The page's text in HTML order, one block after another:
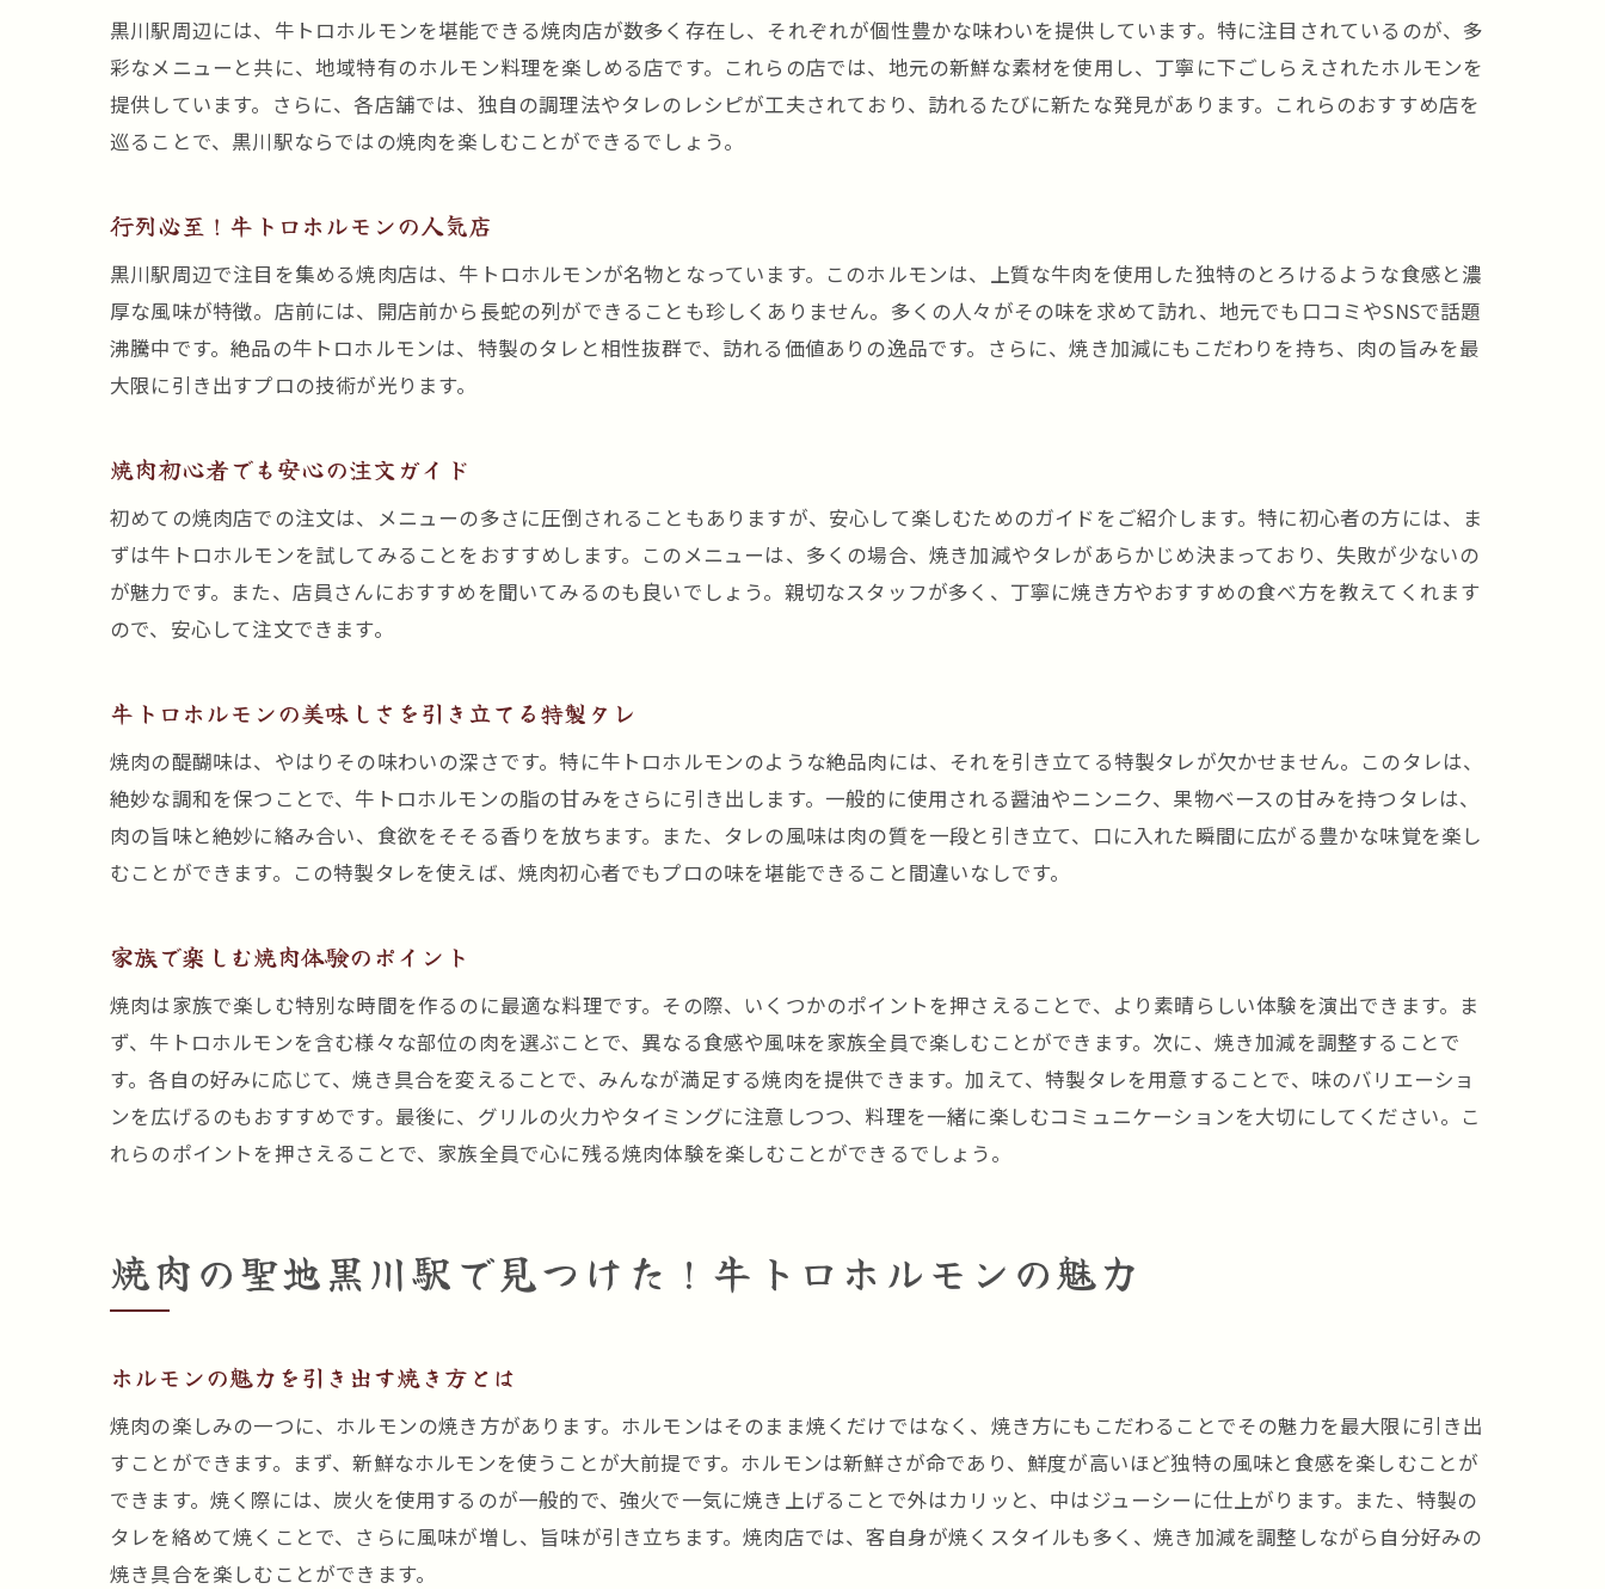
地元食材を使った特製焼肉メニュー
焼肉店のこだわりの仕入れルート
黒川駅周辺で楽しむホルモン祭り
新鮮さを保つための保存方法
焼肉の味を決める特製タレの成分
家庭でも楽しめるタレの作り方
プロが選ぶ市販タレのおすすめランキング
宴会にもぴったり黒川駅近くの焼肉店で極上のひととき
大人数対応可能な宴会向け焼肉店
特別な日にぴったりな焼肉プラン
予約必須！人気焼肉店の宴会情報
ホルモン好き必見！黒川駅周辺の焼肉店を探訪しよう
ホルモン特化型焼肉店の魅力
ホルモンと相性抜群のドリンクを探る
黒川駅周辺の穴場焼肉スポット
食通が選ぶ黒川駅の人気ホルモン店
焼肉通が選ぶ黒川駅の牛トロホルモンの美味しい理由
焼肉マニアが語るホルモンの魅力
焼き方一つで変わるホルモンの味
牛トロホルモンを堪能しよう黒川駅で焼肉を味わう
絶品ホルモンの食べ比べ
焼肉の名店を巡る黒川駅周辺の旅
焼肉初心者のための入門ガイド
黒川駅周辺には、牛トロホルモンを堪能できる焼肉店が数多く存在し、それぞれが個性豊かな味わいを提供しています。特に注目されているのが、多
彩なメニューと共に、地域特有のホルモン料理を楽しめる店です。これらの店では、地元の新鮮な素材を使用し、丁寧に下ごしらえされたホルモンを
提供しています。さらに、各店舗では、独自の調理法やタレのレシピが工夫されており、訪れるたびに新たな発見があります。これらのおすすめ店を
巡ることで、黒川駅ならではの焼肉を楽しむことができるでしょう。
行列必至！牛トロホルモンの人気店
黒川駅周辺で注目を集める焼肉店は、牛トロホルモンが名物となっています。このホルモンは、上質な牛肉を使用した独特のとろけるような食感と濃
厚な風味が特徴。店前には、開店前から長蛇の列ができることも珍しくありません。多くの人々がその味を求めて訪れ、地元でも口コミやSNSで話題
沸騰中です。絶品の牛トロホルモンは、特製のタレと相性抜群で、訪れる価値ありの逸品です。さらに、焼き加減にもこだわりを持ち、肉の旨みを最
大限に引き出すプロの技術が光ります。
焼肉初心者でも安心の注文ガイド
初めての焼肉店での注文は、メニューの多さに圧倒されることもありますが、安心して楽しむためのガイドをご紹介します。特に初心者の方には、ま
ずは牛トロホルモンを試してみることをおすすめします。このメニューは、多くの場合、焼き加減やタレがあらかじめ決まっており、失敗が少ないの
が魅力です。また、店員さんにおすすめを聞いてみるのも良いでしょう。親切なスタッフが多く、丁寧に焼き方やおすすめの食べ方を教えてくれます
ので、安心して注文できます。
牛トロホルモンの美味しさを引き立てる特製タレ
焼肉の醍醐味は、やはりその味わいの深さです。特に牛トロホルモンのような絶品肉には、それを引き立てる特製タレが欠かせません。このタレは、
絶妙な調和を保つことで、牛トロホルモンの脂の甘みをさらに引き出します。一般的に使用される醤油やニンニク、果物ベースの甘みを持つタレは、
肉の旨味と絶妙に絡み合い、食欲をそそる香りを放ちます。また、タレの風味は肉の質を一段と引き立て、口に入れた瞬間に広がる豊かな味覚を楽し
むことができます。この特製タレを使えば、焼肉初心者でもプロの味を堪能できること間違いなしです。
家族で楽しむ焼肉体験のポイント
焼肉は家族で楽しむ特別な時間を作るのに最適な料理です。その際、いくつかのポイントを押さえることで、より素晴らしい体験を演出できます。ま
ず、牛トロホルモンを含む様々な部位の肉を選ぶことで、異なる食感や風味を家族全員で楽しむことができます。次に、焼き加減を調整することで
す。各自の好みに応じて、焼き具合を変えることで、みんなが満足する焼肉を提供できます。加えて、特製タレを用意することで、味のバリエーショ
ンを広げるのもおすすめです。最後に、グリルの火力やタイミングに注意しつつ、料理を一緒に楽しむコミュニケーションを大切にしてください。こ
れらのポイントを押さえることで、家族全員で心に残る焼肉体験を楽しむことができるでしょう。
焼肉の聖地黒川駅で見つけた！牛トロホルモンの魅力
ホルモンの魅力を引き出す焼き方とは
焼肉の楽しみの一つに、ホルモンの焼き方があります。ホルモンはそのまま焼くだけではなく、焼き方にもこだわることでその魅力を最大限に引き出
すことができます。まず、新鮮なホルモンを使うことが大前提です。ホルモンは新鮮さが命であり、鮮度が高いほど独特の風味と食感を楽しむことが
できます。焼く際には、炭火を使用するのが一般的で、強火で一気に焼き上げることで外はカリッと、中はジューシーに仕上がります。また、特製の
タレを絡めて焼くことで、さらに風味が増し、旨味が引き立ちます。焼肉店では、客自身が焼くスタイルも多く、焼き加減を調整しながら自分好みの
焼き具合を楽しむことができます。